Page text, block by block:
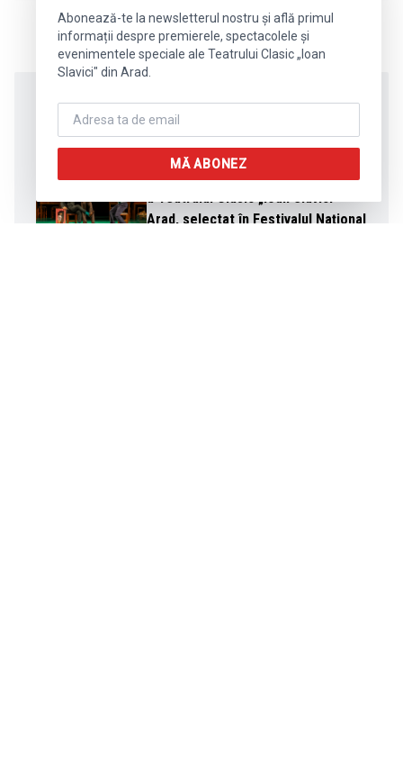
ALTE ARTICOLE DE INTERES
Spectacolul „Arădeanca”, producție
Arad, selectat în Festivalul Național
Abonează-te la newsletterul nostru și află primul
informații despre premierele, spectacolele și
evenimentele speciale ale Teatrului Clasic „Ioan
Slavici" din Arad.
MĂ ABONEZ